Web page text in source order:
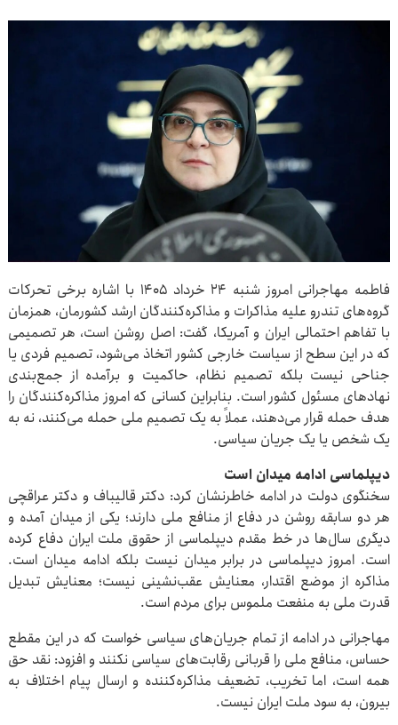
فاطمه مهاجرانی امروز شنبه ۲۴ خرداد ۱۴۰۵ با اشاره برخی تحرکات
گروه‌های تندرو علیه مذاکرات و مذاکره‌کنندگان ارشد کشورمان، همزمان
با تفاهم احتمالی ایران و آمریکا، گفت: اصل روشن است، هر تصمیمی
که در این سطح از سیاست خارجی کشور اتخاذ می‌شود، تصمیم فردی یا
جناحی نیست بلکه تصمیم نظام، حاکمیت و برآمده از جمع‌بندی
نهادهای مسئول کشور است. بنابراین کسانی که امروز مذاکره‌کنندگان را
هدف حمله قرار می‌دهند، عملاً به یک تصمیم ملی حمله می‌کنند، نه به
یک شخص یا یک جریان سیاسی.
دیپلماسی ادامه میدان است
سخنگوی دولت در ادامه خاطرنشان کرد: دکتر قالیباف و دکتر عراقچی
هر دو سابقه روشن در دفاع از منافع ملی دارند؛ یکی از میدان آمده و
دیگری سال‌ها در خط مقدم دیپلماسی از حقوق ملت ایران دفاع کرده
است. امروز دیپلماسی در برابر میدان نیست بلکه ادامه میدان است.
مذاکره از موضع اقتدار، معنایش عقب‌نشینی نیست؛ معنایش تبدیل
قدرت ملی به منفعت ملموس برای مردم است.
مهاجرانی در ادامه از تمام جریان‌های سیاسی خواست که در این مقطع
حساس، منافع ملی را قربانی رقابت‌های سیاسی نکنند و افزود: نقد حق
همه است، اما تخریب، تضعیف مذاکره‌کننده و ارسال پیام اختلاف به
بیرون، به سود ملت ایران نیست.